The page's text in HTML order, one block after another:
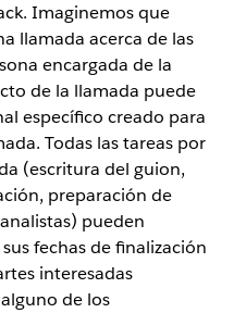
Imaginemos que
llamada acerca de las
encargada de la
de la llamada puede
específico creado para
Todas las tareas por
(escritura del guion,
preparación de
pueden
fechas de finalización
interesadas
de los